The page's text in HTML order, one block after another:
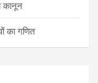
कानून
का गणित